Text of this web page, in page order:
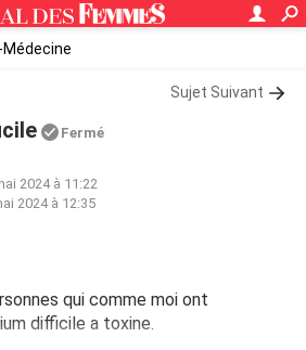
courantes Sujet Suivant
Fermé
2024 à 11:22
2024 à 12:35
qui comme moi ont
difficile a toxine.